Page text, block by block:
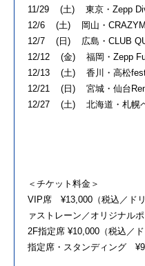
11/29 (土) 東京・Zepp
12/6 (土) 岡山・
12/7 (日) 広島・CLUB
12/12 (金) 福岡・Zepp
12/13 (土) 香川・高松
12/21 (日) 宮城・仙台
12/27 (土) 北海道・札幌
＜チケット料金＞
VIP席 ¥13,000（税込／ド
ァストレーン／オリジナル
2F指定席 ¥10,000（税込／
指定席・スタンディング